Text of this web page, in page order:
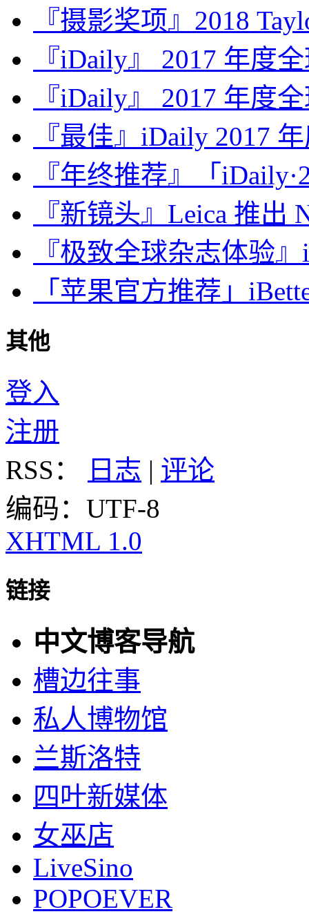
『摄影奖项』2018
『iDaily』 2017 年度
『iDaily』 2017 年度
『最佳』iDaily 2017
『年终推荐』「
『新镜头』Leica 推出
『极致全球杂志体验
「苹果官方推荐」
其他
登入
注册
RSS：
日志 | 评论
编码：UTF-8
XHTML 1.0
链接
中文博客导航
槽边往事
私人博物馆
兰斯洛特
四叶新媒体
女巫店
LiveSino
POPOEVER